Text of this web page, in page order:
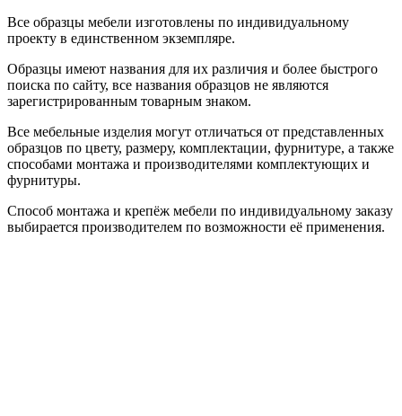
Все образцы мебели изготовлены по индивидуальному
проекту в единственном экземпляре.
Образцы имеют названия для их различия и более быстрого
поиска по сайту, все названия образцов не являются
зарегистрированным товарным знаком.
Все мебельные изделия могут отличаться от представленных
образцов по цвету, размеру, комплектации, фурнитуре, а также
способами монтажа и производителями комплектующих и
фурнитуры.
Способ монтажа и крепёж мебели по индивидуальному заказу
выбирается производителем по возможности её применения.